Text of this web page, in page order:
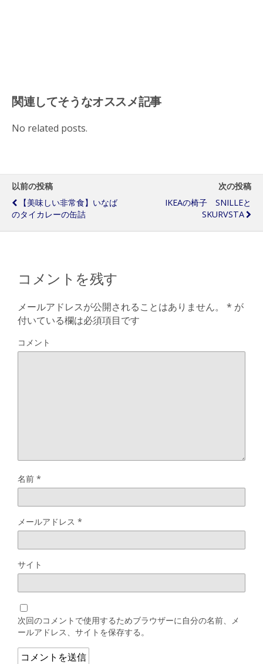
関連してそうなオススメ記事
No related posts.
以前の投稿
【美味しい非常食】いなば
のタイカレーの缶詰
次の投稿
IKEAの椅子 SNILLEと
SKURVSTA
コメントを残す
メールアドレスが公開されることはありません。 * が
付いている欄は必須項目です
コメント
名前 *
メールアドレス *
サイト
次回のコメントで使用するためブラウザーに自分の名前、メ
ールアドレス、サイトを保存する。